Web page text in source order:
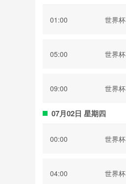
01:00 世界杯
05:00 世界杯
09:00 世界杯
07月02日 星期四
00:00 世界杯
04:00 世界杯